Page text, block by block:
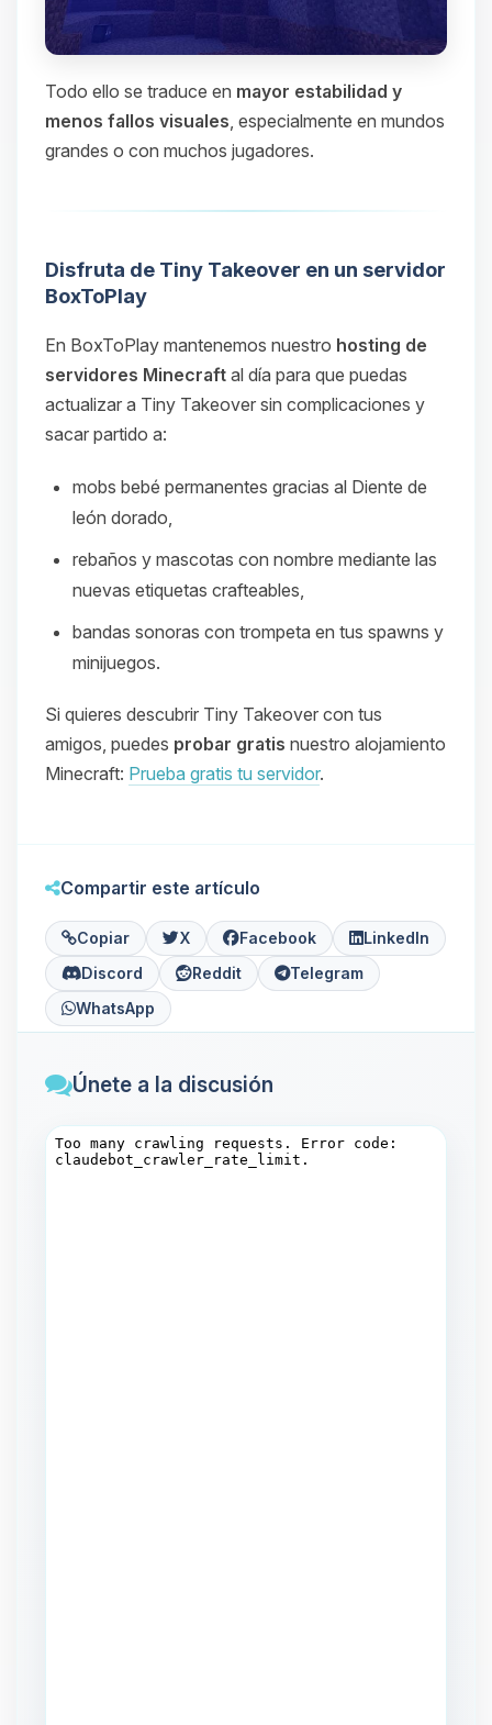
Todo ello se traduce en mayor estabilidad y
menos fallos visuales, especialmente en mundos
grandes o con muchos jugadores.
Disfruta de Tiny Takeover en un servidor
BoxToPlay
En BoxToPlay mantenemos nuestro hosting de
servidores Minecraft al día para que puedas
actualizar a Tiny Takeover sin complicaciones y
sacar partido a:
mobs bebé permanentes gracias al Diente de
león dorado,
rebaños y mascotas con nombre mediante las
nuevas etiquetas crafteables,
bandas sonoras con trompeta en tus spawns y
minijuegos.
Si quieres descubrir Tiny Takeover con tus
amigos, puedes probar gratis nuestro alojamiento
Minecraft: Prueba gratis tu servidor.
Compartir este artículo
Copiar X Facebook
LinkedIn
Discord
Reddit
Telegram
WhatsApp
Únete a la discusión